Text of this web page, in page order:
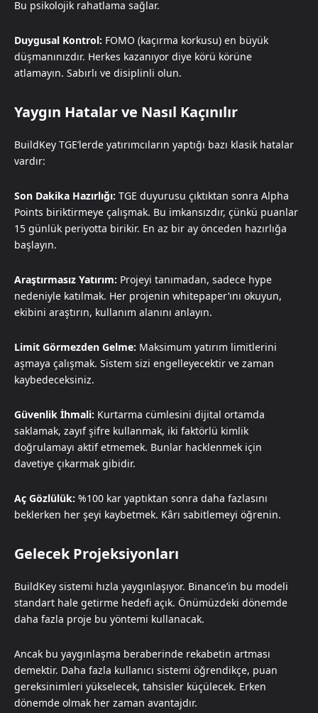
Bu psikolojik rahatlama sağlar.
Duygusal Kontrol: FOMO (kaçırma korkusu) en büyük
düşmanınızdır. Herkes kazanıyor diye körü körüne
atlamayın. Sabırlı ve disiplinli olun.
Yaygın Hatalar ve Nasıl Kaçınılır
BuildKey TGE’lerde yatırımcıların yaptığı bazı klasik hatalar
vardır:
Son Dakika Hazırlığı: TGE duyurusu çıktıktan sonra Alpha
Points biriktirmeye çalışmak. Bu imkansızdır, çünkü puanlar
15 günlük periyotta birikir. En az bir ay önceden hazırlığa
başlayın.
Araştırmasız Yatırım: Projeyi tanımadan, sadece hype
nedeniyle katılmak. Her projenin whitepaper’ını okuyun,
ekibini araştırın, kullanım alanını anlayın.
Limit Görmezden Gelme: Maksimum yatırım limitlerini
aşmaya çalışmak. Sistem sizi engelleyecektir ve zaman
kaybedeceksiniz.
Güvenlik İhmali: Kurtarma cümlesini dijital ortamda
saklamak, zayıf şifre kullanmak, iki faktörlü kimlik
doğrulamayı aktif etmemek. Bunlar hacklenmek için
davetiye çıkarmak gibidir.
Aç Gözlülük: %100 kar yaptıktan sonra daha fazlasını
beklerken her şeyi kaybetmek. Kârı sabitlemeyi öğrenin.
Gelecek Projeksiyonları
BuildKey sistemi hızla yaygınlaşıyor. Binance’in bu modeli
standart hale getirme hedefi açık. Önümüzdeki dönemde
daha fazla proje bu yöntemi kullanacak.
Ancak bu yaygınlaşma beraberinde rekabetin artması
demektir. Daha fazla kullanıcı sistemi öğrendikçe, puan
gereksinimleri yükselecek, tahsisler küçülecek. Erken
dönemde olmak her zaman avantajdır.